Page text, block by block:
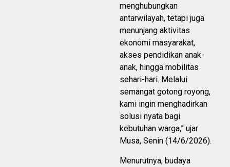
menghubungkan
antarwilayah, tetapi juga
menunjang aktivitas
ekonomi masyarakat,
akses pendidikan anak-
anak, hingga mobilitas
sehari-hari. Melalui
semangat gotong royong,
kami ingin menghadirkan
solusi nyata bagi
kebutuhan warga,” ujar
Musa, Senin (14/6/2026).
Menurutnya, budaya